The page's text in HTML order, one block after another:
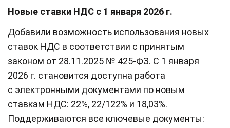
Новые ставки НДС с 1 января 2026 г.
Добавили возможность использования новых
ставок НДС в соответствии с принятым
законом от 28.11.2025 № 425-ФЗ. С 1 января
2026 г. становится доступна работа
с электронными документами по новым
ставкам НДС: 22%, 22/122% и 18,03%.
Поддерживаются все ключевые документы: